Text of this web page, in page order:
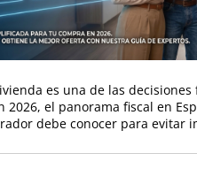
es una de las decisiones
2026, el panorama fiscal en
debe conocer para evitar